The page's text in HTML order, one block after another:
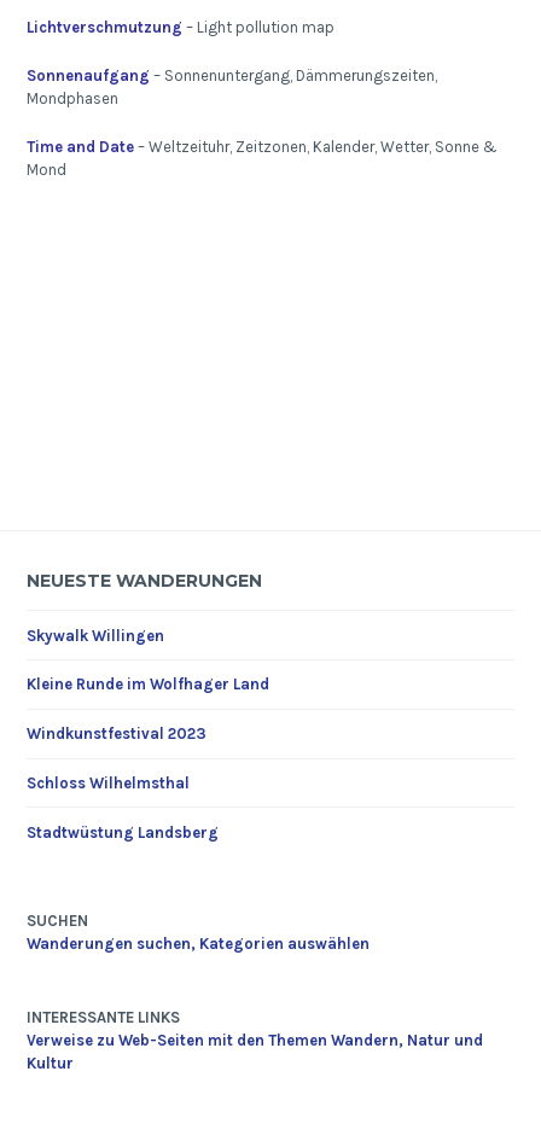
Lichtverschmutzung – Light pollution map
Sonnenaufgang – Sonnenuntergang, Dämmerungszeiten,
Mondphasen
Time and Date – Weltzeituhr, Zeitzonen, Kalender, Wetter, Sonne &
Mond
NEUESTE WANDERUNGEN
Skywalk Willingen
Kleine Runde im Wolfhager Land
Windkunstfestival 2023
Schloss Wilhelmsthal
Stadtwüstung Landsberg
SUCHEN
Wanderungen suchen, Kategorien auswählen
INTERESSANTE LINKS
Verweise zu Web-Seiten mit den Themen Wandern, Natur und
Kultur